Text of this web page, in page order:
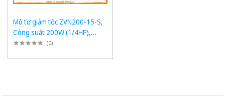
Mô tơ giảm tốc ZVN200-15-S,
Công suất 200W (1/4HP),
1/15, Chân đế
(0)